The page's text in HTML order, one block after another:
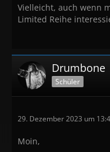
Vielleicht, auch wenn
Limited Reihe
Drumbone
Schüler
29. Dezember 2023 um
Moin,